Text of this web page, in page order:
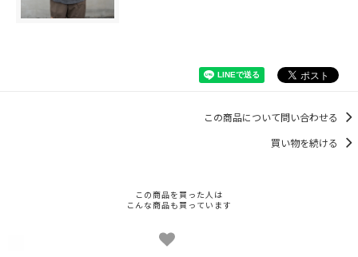
この商品について問い合わせる
買い物を続ける
この商品を買った人は
こんな商品も買っています